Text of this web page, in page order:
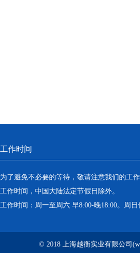
工作时间
为了避免不必要的等待，敬请注意我们的工
工作时间，中国大陆法定节假日除外。
工作时间：周一至周六 早8:00-晚18:00。周日
© 2018 上海越衡实业有限公司